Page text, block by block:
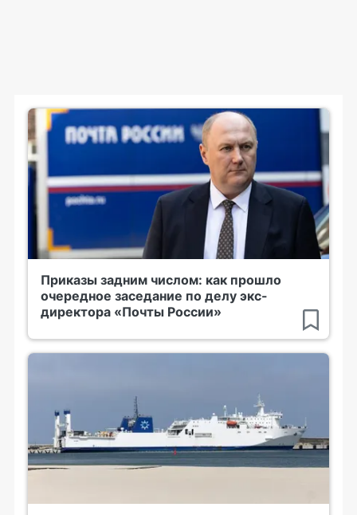
Приказы задним числом: как прошло
очередное заседание по делу экс-
директора «Почты России»